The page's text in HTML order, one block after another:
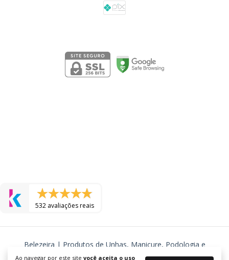
Ao navegar por este site você aceita o uso
532 avaliações reais
Belezeira | Produtos de Unhas, Manicure, Podologia e
Cosmeticos